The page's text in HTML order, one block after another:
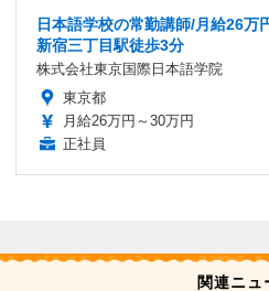
日本語学校の常勤講師/月給26万
新宿三丁目駅徒歩3分
株式会社東京国際日本語学院
東京都
月給26万円～30万円
正社員
関連ニュ